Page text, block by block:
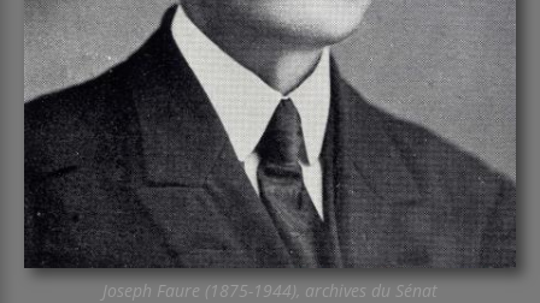
Joseph Faure (1875-1944), archives du Sénat